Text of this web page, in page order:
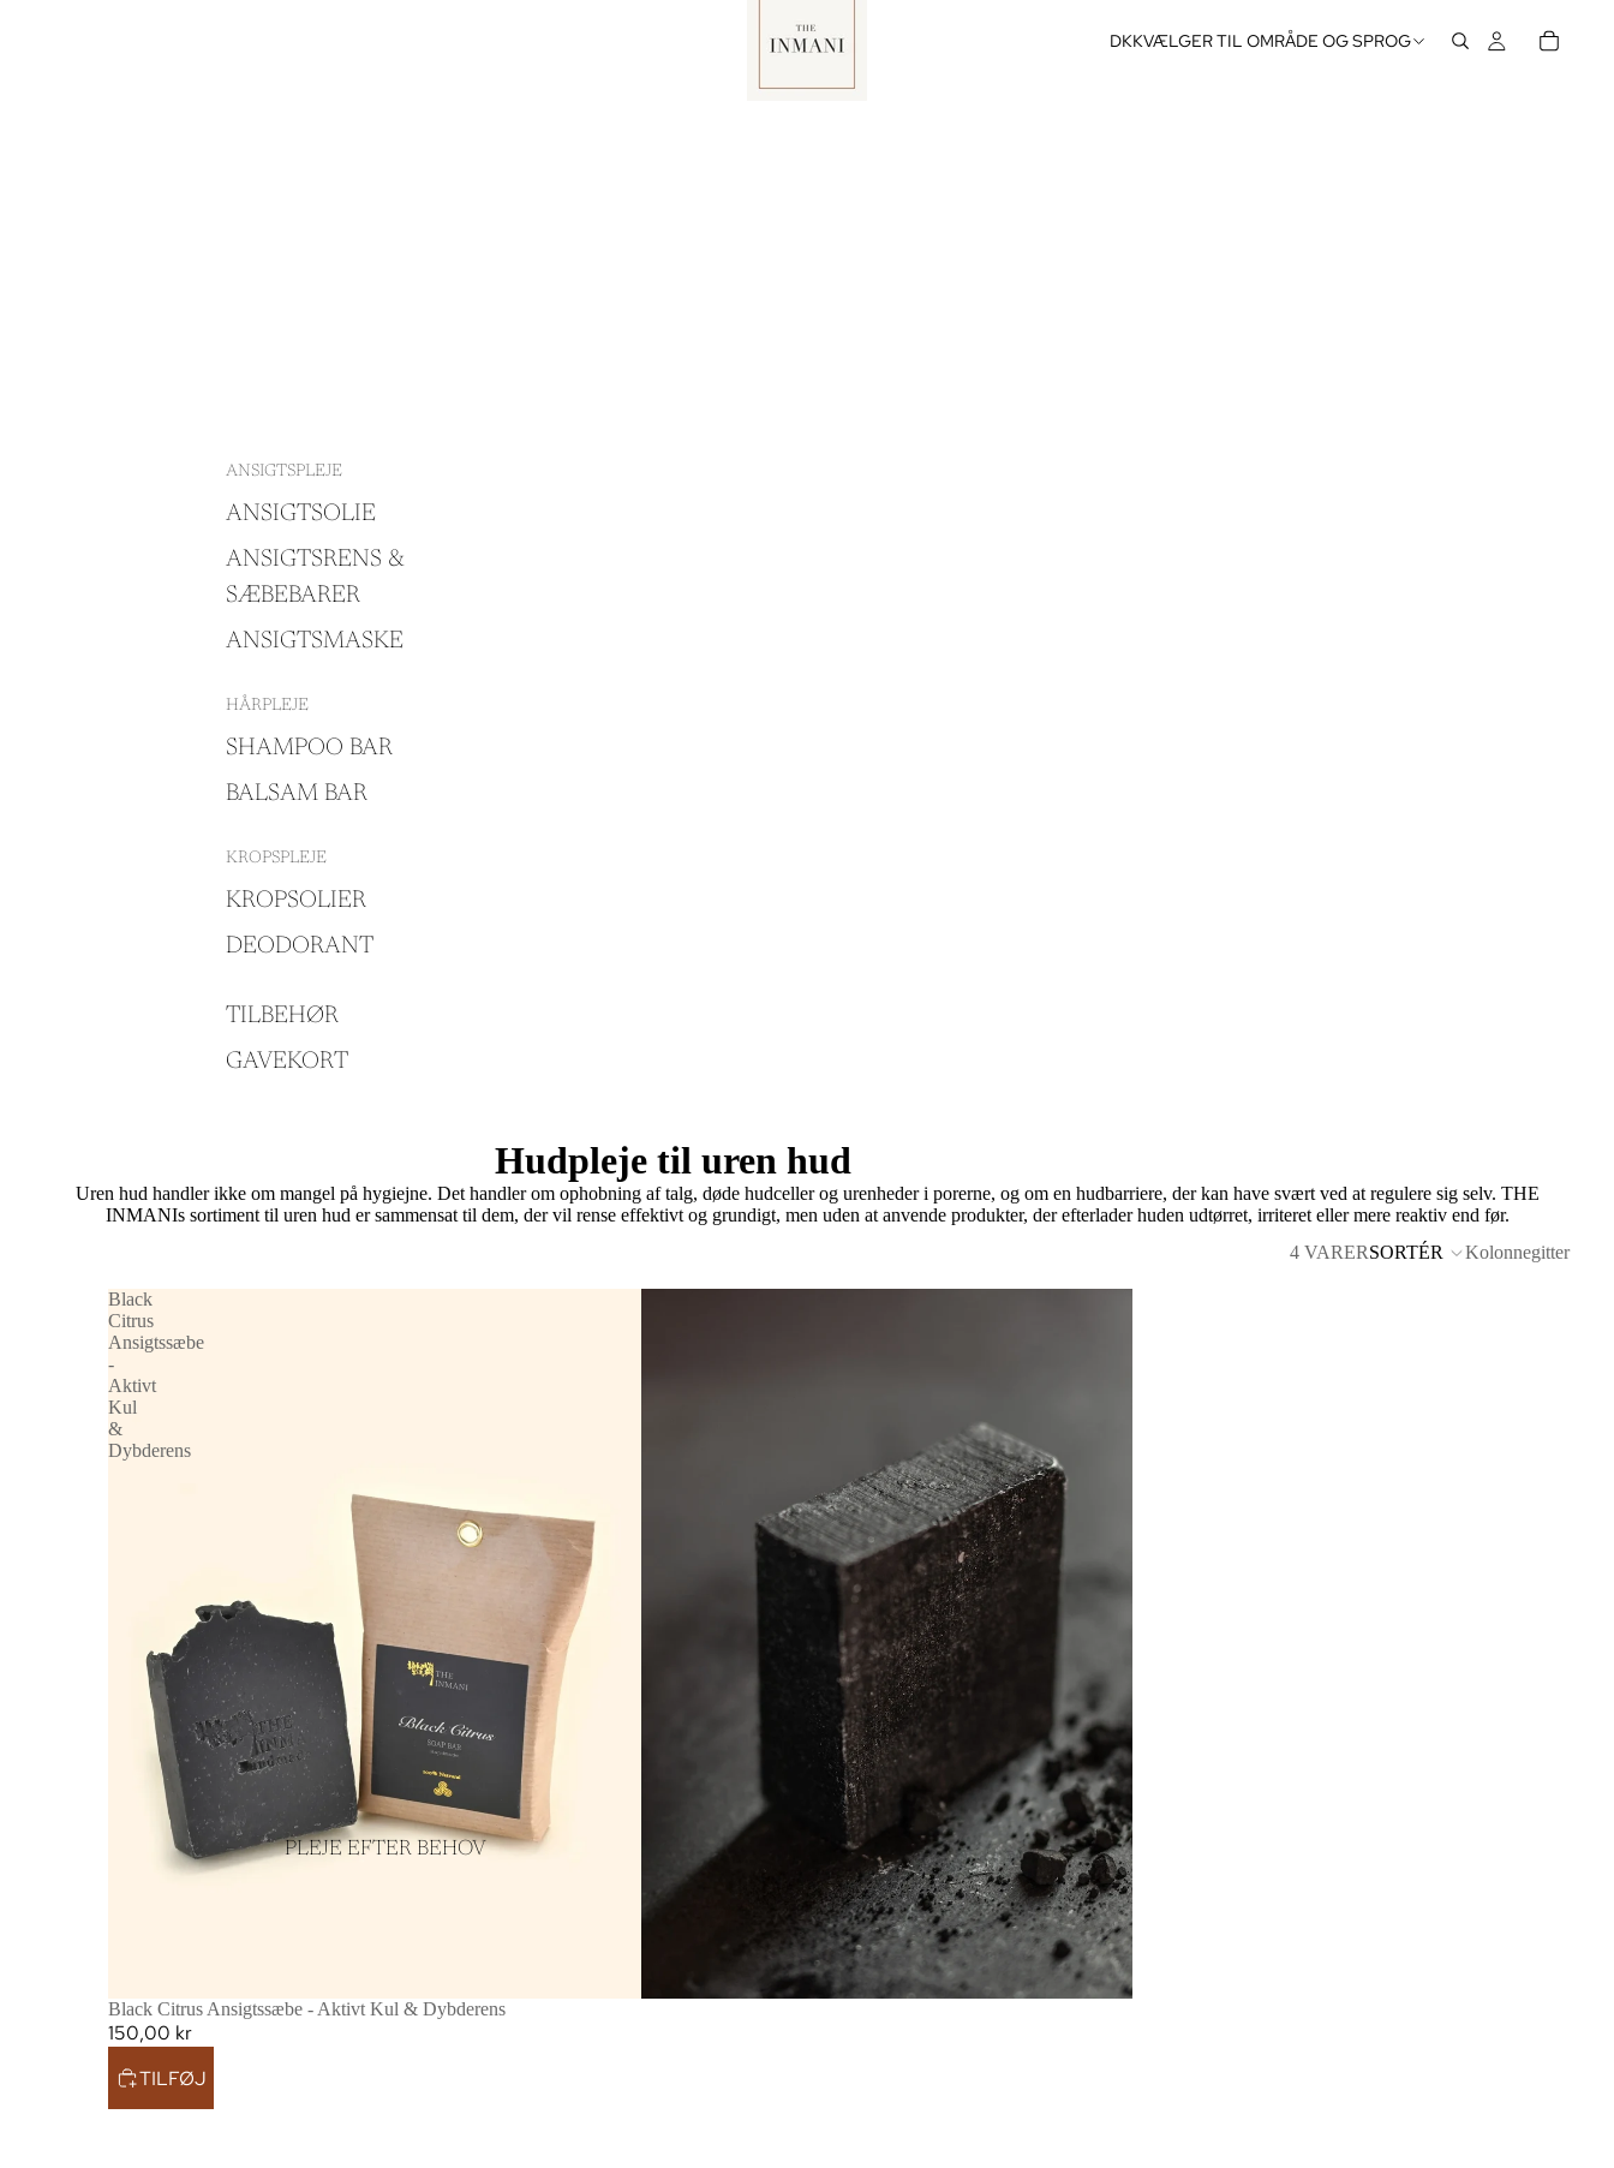
ANSIGTSPLEJE
ANSIGTSOLIE
ANSIGTSRENS &
SÆBEBARER
ANSIGTSMASKE
HÅRPLEJE
SHAMPOO BAR
BALSAM BAR
KROPSPLEJE
KROPSOLIER
DEODORANT
TILBEHØR
GAVEKORT
PLEJE EFTER BEHOV
DKKVÆLGER TIL OMRÅDE OG SPROG
Hudpleje til uren hud
Uren hud handler ikke om mangel på hygiejne. Det handler om ophobning af talg, døde hudceller og urenheder i porerne, og om en hudbarriere, der kan have svært ved at regulere sig selv. THE
INMANIs sortiment til uren hud er sammensat til dem, der vil rense effektivt og grundigt, men uden at anvende produkter, der efterlader huden udtørret, irriteret eller mere reaktiv end før.
4 VARERSORTÉR Kolonnegitter
Black
Citrus
Ansigtssæbe
-
Aktivt
Kul
&
Dybderens
Black Citrus Ansigtssæbe - Aktivt Kul & Dybderens
150,00 kr
TILFØJ